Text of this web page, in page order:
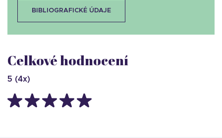
BIBLIOGRAFICKÉ ÚDAJE
Celkové hodnocení
5 (4x)